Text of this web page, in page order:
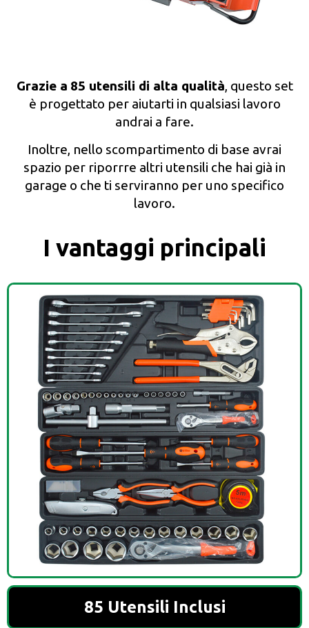
Grazie a 85 utensili di alta qualità, questo set
è progettato per aiutarti in qualsiasi lavoro
andrai a fare.
Inoltre, nello scompartimento di base avrai
spazio per riporrre altri utensili che hai già in
garage o che ti serviranno per uno specifico
lavoro.
I vantaggi principali
85 Utensili Inclusi